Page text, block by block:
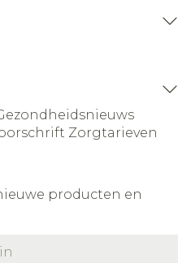
Zorgtarieven
producten en